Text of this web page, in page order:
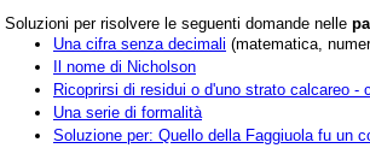
Soluzioni per risolvere le seguenti domande nelle
Una cifra senza decimali (matematica,
Il nome di Nicholson
Ricoprirsi di residui o d'uno strato calcareo -
Una serie di formalità
Soluzione per: Quello della Faggiuola fu un